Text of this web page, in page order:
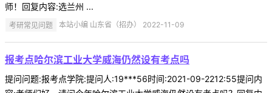
师！回复内容:选兰州 ...
考研常见问题 本站小编 山东省（招办） 2022-11-09
报考点哈尔滨工业大学威海仍然设有考点吗
提问问题:报考点学院:提问人:19***56时间:2021-09-2212:55提问内